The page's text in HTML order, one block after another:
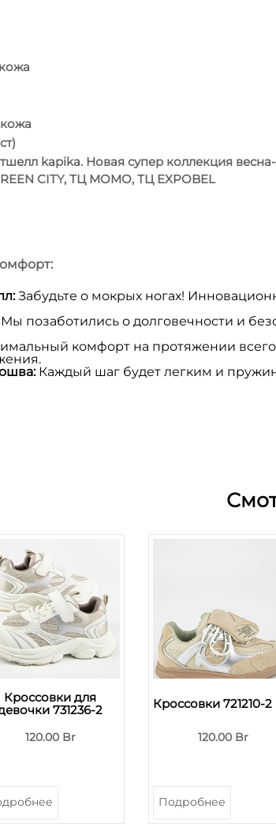
kapika. Новая супер коллекция
CITY, ТЦ MOMO, ТЦ EXPOBEL
Забудьте о мокрых ногах!
позаботились о долговечности и
комфорт на протяжении
Каждый шаг будет легким и
Кроссовки для
731236-2
120.00 Br
Кроссовки 721210-2
120.00 Br
Подробнее